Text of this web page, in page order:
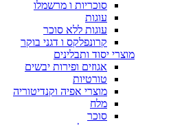
סוכריות ו מרשמלו
עוגות
עוגות ללא סוכר
קרונפלקס ו דגני בוקר
מוצרי יסוד ותבלינים
אגוזים ופירות יבשים
טורטיות
מוצרי אפיה וקנדיטוריה
מלח
סוכר